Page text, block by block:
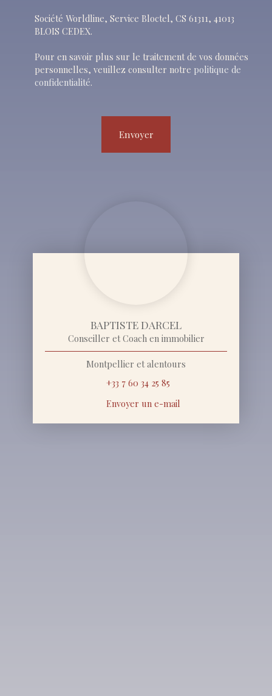
Société Worldline, Service Bloctel, CS 61311, 41013
BLOIS CEDEX.
Pour en savoir plus sur le traitement de vos données
personnelles, veuillez consulter notre politique de
confidentialité.
Envoyer
BAPTISTE DARCEL
Conseiller et Coach en immobilier
Montpellier et alentours
+33 7 60 34 25 85
Envoyer un e-mail